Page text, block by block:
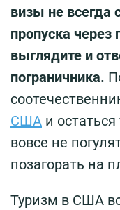
визы не всегда
пропуска через
выглядите и
пограничника.
США и
вовсе не
позагорать на
Туризм в США